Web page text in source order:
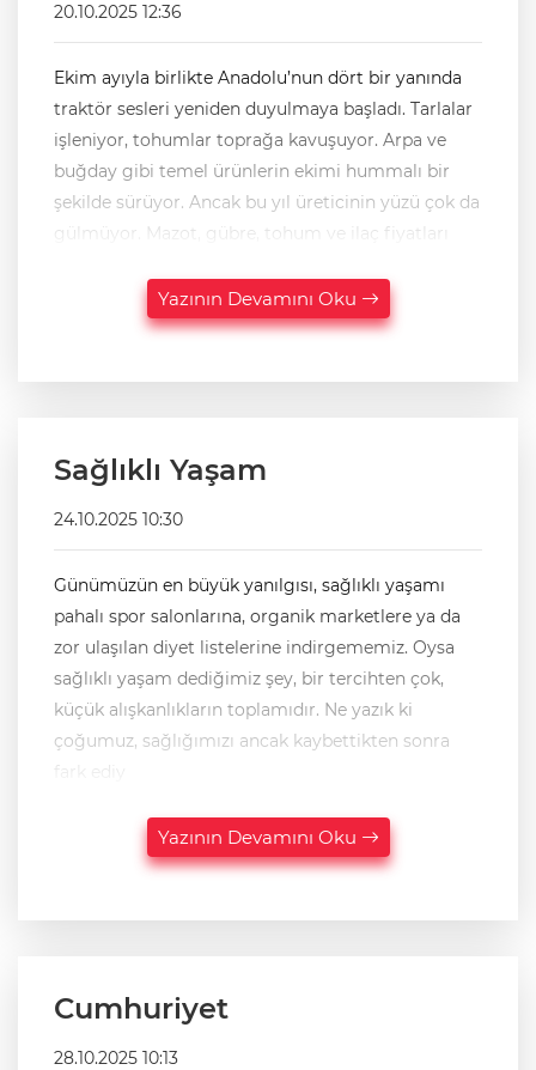
20.10.2025 12:36
Ekim ayıyla birlikte Anadolu’nun dört bir yanında
traktör sesleri yeniden duyulmaya başladı. Tarlalar
işleniyor, tohumlar toprağa kavuşuyor. Arpa ve
buğday gibi temel ürünlerin ekimi hummalı bir
şekilde sürüyor. Ancak bu yıl üreticinin yüzü çok da
gülmüyor. Mazot, gübre, tohum ve ilaç fiyatları
Yazının Devamını Oku
Sağlıklı Yaşam
24.10.2025 10:30
Günümüzün en büyük yanılgısı, sağlıklı yaşamı
pahalı spor salonlarına, organik marketlere ya da
zor ulaşılan diyet listelerine indirgememiz. Oysa
sağlıklı yaşam dediğimiz şey, bir tercihten çok,
küçük alışkanlıkların toplamıdır. Ne yazık ki
çoğumuz, sağlığımızı ancak kaybettikten sonra
fark ediy
Yazının Devamını Oku
Cumhuriyet
28.10.2025 10:13